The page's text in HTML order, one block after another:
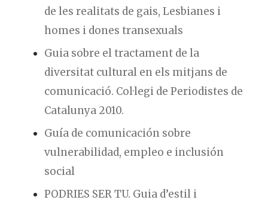
de les realitats de gais, Lesbianes i
homes i dones transexuals
Guia sobre el tractament de la
diversitat cultural en els mitjans de
comunicació. Col·legi de Periodistes de
Catalunya 2010.
Guía de comunicación sobre
vulnerabilidad, empleo e inclusión
social
PODRIES SER TU. Guia d’estil i